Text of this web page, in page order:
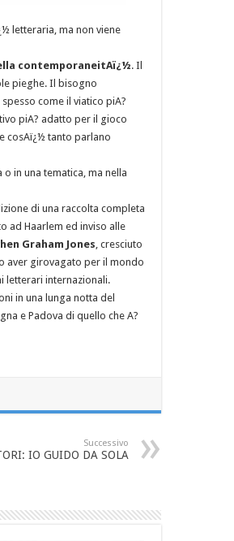
letteraria, ma non viene
contemporaneitAï¿½. Il
pieghe. Il bisogno
come il viatico piA?
piA? adatto per il gioco
cosAï¿½ tanto parlano
in una tematica, ma nella
di una raccolta completa
ad Haarlem ed inviso alle
Graham Jones , cresciuto
aver girovagato per il mondo
letterari internazionali.
in una lunga notta del
e Padova di quello che A?
Successivo
IO GUIDO DA SOLA